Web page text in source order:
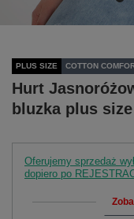
PLUS SIZE COTTON
Hurt
bluzka plus
Oferujemy sprzedaż
dopiero po